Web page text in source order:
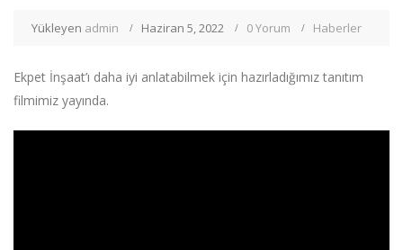
Yükleyen admin Haziran 5, 2022 0 Yorum Haberler
Ekpet İnşaat’ı daha iyi anlatabilmek için hazırladığımız tanıtım
filmimiz yayında.